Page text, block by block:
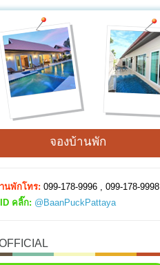
จองบ้านพัก
นพักโทร: 099-178-9996 , 099-178-9998
คลิ๊ก: @BaanPuckPattaya